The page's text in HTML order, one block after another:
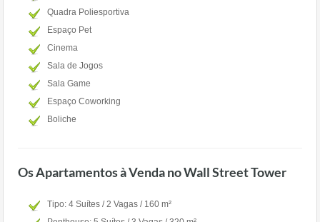
Quadra Poliesportiva
Espaço Pet
Cinema
Sala de Jogos
Sala Game
Espaço Coworking
Boliche
Os Apartamentos à Venda no Wall Street Tower
Tipo: 4 Suítes / 2 Vagas / 160 m²